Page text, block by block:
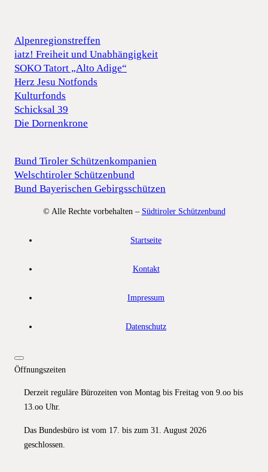
Alpenregionstreffen
iatz! Freiheit und Unabhängigkeit
SOKO Tatort „Alto Adige“
Herz Jesu Notfonds
Kulturfonds
Schicksal 39
Die Dornenkrone
Bund Tiroler Schützenkompanien
Welschtiroler Schützenbund
Bund Bayerischen Gebirgsschützen
© Alle Rechte vorbehalten – Südtiroler Schützenbund
Startseite
Kontakt
Impressum
Datenschutz
Öffnungszeiten
Derzeit reguläre Bürozeiten von Montag bis Freitag von 9.oo bis
13.oo Uhr.
Das Bundesbüro ist vom 17. bis zum 31. August 2026
geschlossen.